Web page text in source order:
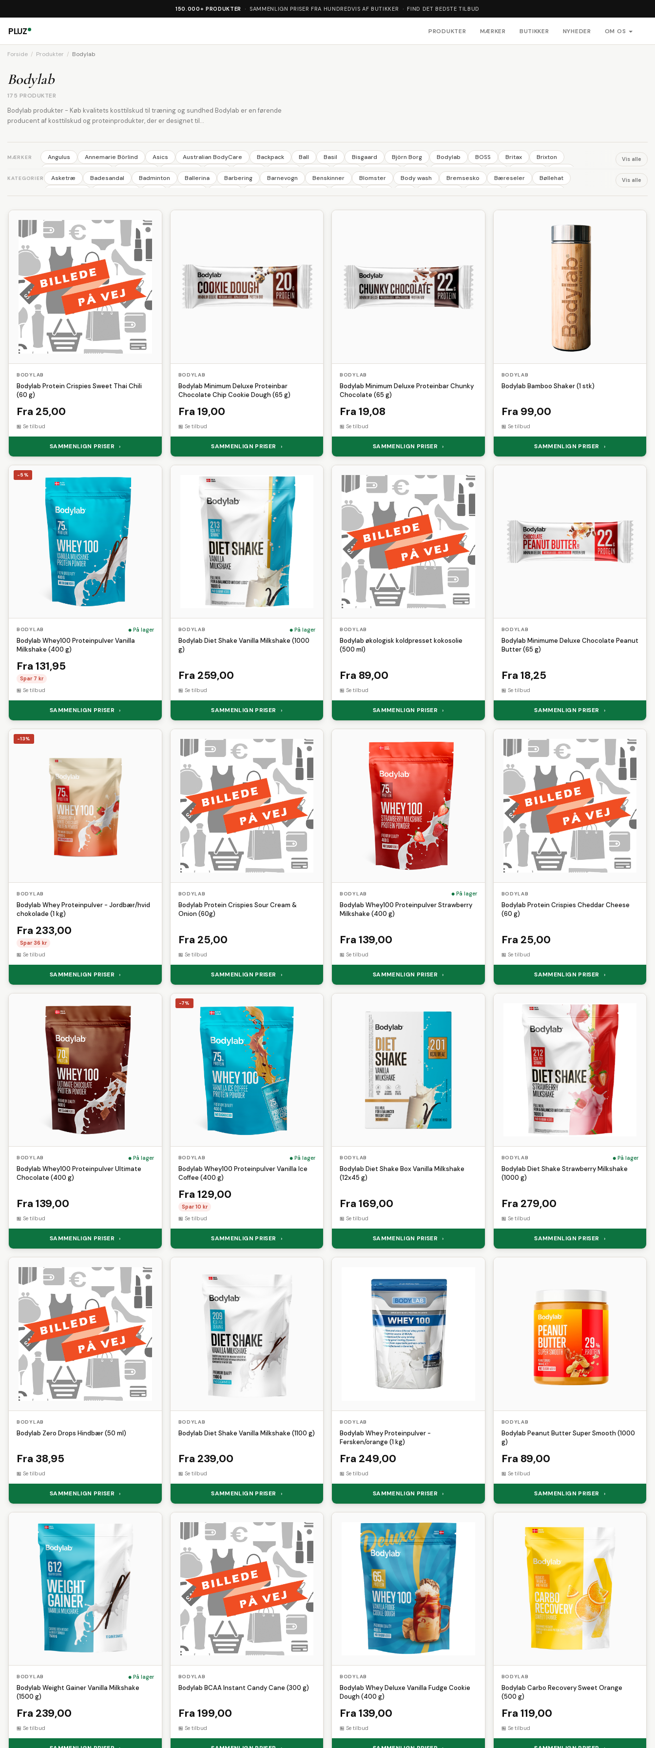
150.000+ PRODUKTER · SAMMENLIGN PRISER FRA HUNDREDVIS AF BUTIKKER · FIND DET BEDSTE TILBUD
PLUZ PRODUKTER MÆRKER BUTIKKER NYHEDER OM OS
Forside Produkter Bodylab
Bodylab
175 PRODUKTER
Bodylab produkter - Køb kvalitets kosttilskud til træning og sundhed Bodylab er en førende
producent af kosttilskud og proteinprodukter, der er designet til...
MÆRKER Angulus Annemarie Börlind Asics Australian BodyCare Backpack Ball Basil Bisgaard Björn Borg Bodylab BOSS Britax
Brixton
Broste Copenhagen
Bundgaard Camelbak Ecco Elefant En Fant Engel Fixoni Flamingo Giro Greenpeople JBS Joha Uld
Kask
Kids Concept
King Klickfix Knog Laurel Lavera Leitz Leitz Libero Little Dutch Little Wonders Mamalicious Maxi-Cosi
Mill & Mortar
MOLO
Natur Drogeriet NEO Newline Nilens Jord Nishiki Nordica Nuk OBH Omega Only OYOY OYOY Paige Phillips Pirelli
Polar
Poler
Purepower Rapid Razor Reer Report Robens Schwalbe Select Shimano Sirius Sistema SKECHERS Solar Solgar
Sonnentor
Superfit Truefitt and Hill
Vis alle
KATEGORIER Asketræ Badesandal Badminton Ballerina Barbering Barnevogn Benskinner Blomster Body wash Bremsesko Bæreseler
Bøllehat
Hæfteklammer
Hættetrøjer
Lim
Lygtesæt Løbehandsker Pilotjakke
Porcelæn
Puzzle Reflekser Telt
Tunika
Værnemidler
Wirelås
Vis alle
BODYLAB
Bodylab Protein Crispies Sweet Thai Chili
(60 g)
Fra 25,00
Se tilbud
SAMMENLIGN PRISER ›
BODYLAB
Bodylab Minimum Deluxe Proteinbar
Chocolate Chip Cookie Dough (65 g)
Fra 19,00
Se tilbud
SAMMENLIGN PRISER ›
BODYLAB
Bodylab Minimum Deluxe Proteinbar Chunky
Chocolate (65 g)
Fra 19,08
Se tilbud
SAMMENLIGN PRISER ›
BODYLAB
Bodylab Bamboo Shaker (1 stk)
Fra 99,00
Se tilbud
SAMMENLIGN PRISER ›
-5%
BODYLAB På lager
Bodylab Whey100 Proteinpulver Vanilla
Milkshake (400 g)
Fra 131,95
Spar 7 kr
Se tilbud
SAMMENLIGN PRISER ›
BODYLAB På lager
Bodylab Diet Shake Vanilla Milkshake (1000
g)
Fra 259,00
Se tilbud
SAMMENLIGN PRISER ›
BODYLAB
Bodylab økologisk koldpresset kokosolie
(500 ml)
Fra 89,00
Se tilbud
SAMMENLIGN PRISER ›
BODYLAB
Bodylab Minimume Deluxe Chocolate Peanut
Butter (65 g)
Fra 18,25
Se tilbud
SAMMENLIGN PRISER ›
-13%
BODYLAB
Bodylab Whey Proteinpulver - Jordbær/hvid
chokolade (1 kg)
Fra 233,00
Spar 36 kr
Se tilbud
SAMMENLIGN PRISER ›
BODYLAB
Bodylab Protein Crispies Sour Cream &
Onion (60g)
Fra 25,00
Se tilbud
SAMMENLIGN PRISER ›
BODYLAB På lager
Bodylab Whey100 Proteinpulver Strawberry
Milkshake (400 g)
Fra 139,00
Se tilbud
SAMMENLIGN PRISER ›
BODYLAB
Bodylab Protein Crispies Cheddar Cheese
(60 g)
Fra 25,00
Se tilbud
SAMMENLIGN PRISER ›
BODYLAB På lager
Bodylab Whey100 Proteinpulver Ultimate
Chocolate (400 g)
Fra 139,00
Se tilbud
SAMMENLIGN PRISER ›
-7%
BODYLAB På lager
Bodylab Whey100 Proteinpulver Vanilla Ice
Coffee (400 g)
Fra 129,00
Spar 10 kr
Se tilbud
SAMMENLIGN PRISER ›
BODYLAB
Bodylab Diet Shake Box Vanilla Milkshake
(12x45 g)
Fra 169,00
Se tilbud
SAMMENLIGN PRISER ›
BODYLAB På lager
Bodylab Diet Shake Strawberry Milkshake
(1000 g)
Fra 279,00
Se tilbud
SAMMENLIGN PRISER ›
BODYLAB
Bodylab Zero Drops Hindbær (50 ml)
Fra 38,95
Se tilbud
SAMMENLIGN PRISER ›
BODYLAB
Bodylab Diet Shake Vanilla Milkshake (1100 g)
Fra 239,00
Se tilbud
SAMMENLIGN PRISER ›
BODYLAB
Bodylab Whey Proteinpulver -
Fersken/orange (1 kg)
Fra 249,00
Se tilbud
SAMMENLIGN PRISER ›
BODYLAB
Bodylab Peanut Butter Super Smooth (1000
g)
Fra 89,00
Se tilbud
SAMMENLIGN PRISER ›
BODYLAB På lager
Bodylab Weight Gainer Vanilla Milkshake
(1500 g)
Fra 239,00
Se tilbud
BODYLAB
Bodylab BCAA Instant Candy Cane (300 g)
Fra 199,00
Se tilbud
BODYLAB
Bodylab Whey Deluxe Vanilla Fudge Cookie
Dough (400 g)
Fra 139,00
Se tilbud
BODYLAB
Bodylab Carbo Recovery Sweet Orange
(500 g)
Fra 119,00
Se tilbud